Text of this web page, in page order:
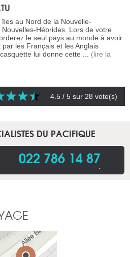
au Nord de la Nouvelle-
Hébrides. Lors de votre
le seul pays au monde à avoir
les Français et les Anglais
lui donne cette ... (lire la
4.5 / 5 sur 28 vote(s)
DU PACIFIQUE
022 786 14 87.